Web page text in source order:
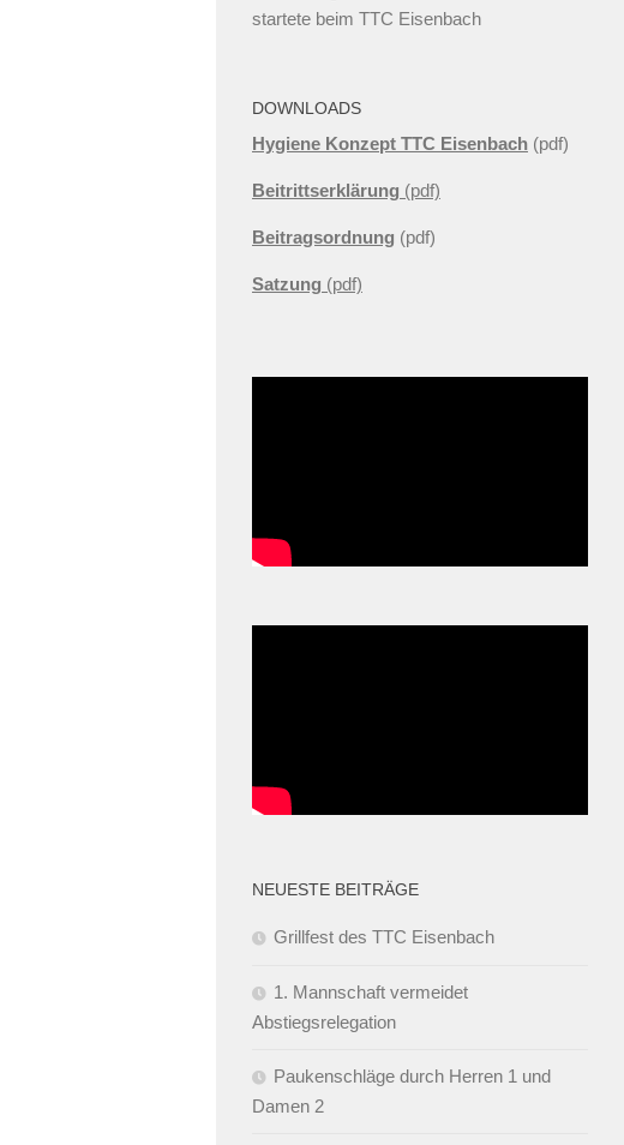
startete beim TTC Eisenbach
DOWNLOADS
Hygiene Konzept TTC Eisenbach (pdf)
Beitrittserklärung (pdf)
Beitragsordnung (pdf)
Satzung (pdf)
NEUESTE BEITRÄGE
Grillfest des TTC Eisenbach
1. Mannschaft vermeidet
Abstiegsrelegation
Paukenschläge durch Herren 1 und
Damen 2